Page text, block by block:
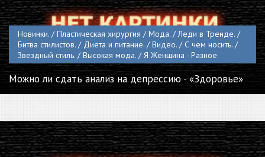
Новинки. / Пластическая хирургия / Мода. / Леди в Тренде. /
Битва стилистов. / Диета и питание. / Видео. / С чем носить. /
Звездный стиль. / Высокая мода. / Я Женщина - Разное
Можно ли сдать анализ на депрессию - «Здоровье»